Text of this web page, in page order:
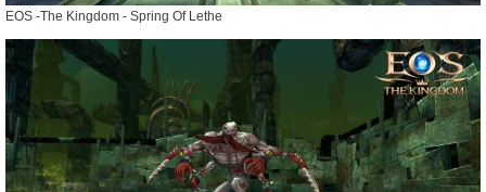
EOS -The Kingdom - Spring Of Lethe